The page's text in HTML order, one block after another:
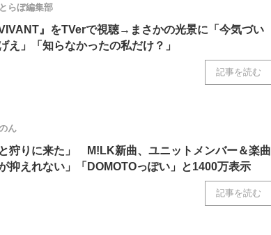
らぼ編集部
』をTVerで視聴→まさかの光景に「今気づい
え」「知らなかったの私だけ？」
記事を読む
ん
と狩りに来た」 M!LK新曲、ユニットメンバー＆楽曲
抑えれない」「DOMOTOっぽい」と1400万表示
記事を読む